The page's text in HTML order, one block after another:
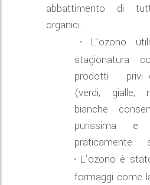
abbattimento di
organici.
·
L’ozono
stagionatura
prodotti privi
(verdi, gialle,
bianche
purissima
praticamente
· L’ozono è
formaggi come